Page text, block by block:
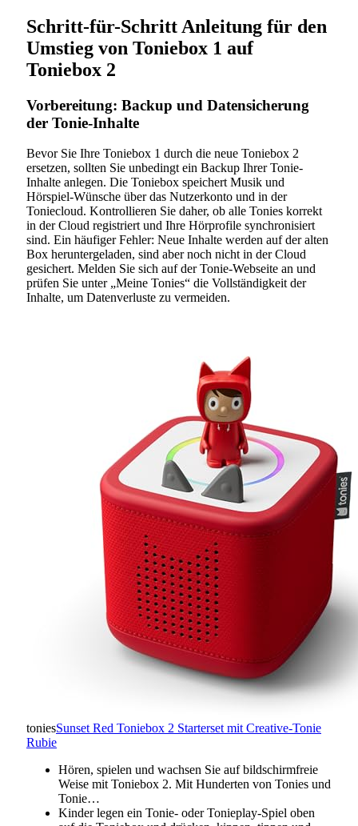
Schritt-für-Schritt Anleitung für den
Umstieg von Toniebox 1 auf
Toniebox 2
Vorbereitung: Backup und Datensicherung
der Tonie-Inhalte
Bevor Sie Ihre Toniebox 1 durch die neue Toniebox 2
ersetzen, sollten Sie unbedingt ein Backup Ihrer Tonie-
Inhalte anlegen. Die Toniebox speichert Musik und
Hörspiel-Wünsche über das Nutzerkonto und in der
Toniecloud. Kontrollieren Sie daher, ob alle Tonies korrekt
in der Cloud registriert und Ihre Hörprofile synchronisiert
sind. Ein häufiger Fehler: Neue Inhalte werden auf der alten
Box heruntergeladen, sind aber noch nicht in der Cloud
gesichert. Melden Sie sich auf der Tonie-Webseite an und
prüfen Sie unter „Meine Tonies“ die Vollständigkeit der
Inhalte, um Datenverluste zu vermeiden.
toniesSunset Red Toniebox 2 Starterset mit Creative-Tonie
Rubie
Hören, spielen und wachsen Sie auf bildschirmfreie
Weise mit Toniebox 2. Mit Hunderten von Tonies und
Tonie…
Kinder legen ein Tonie- oder Tonieplay-Spiel oben